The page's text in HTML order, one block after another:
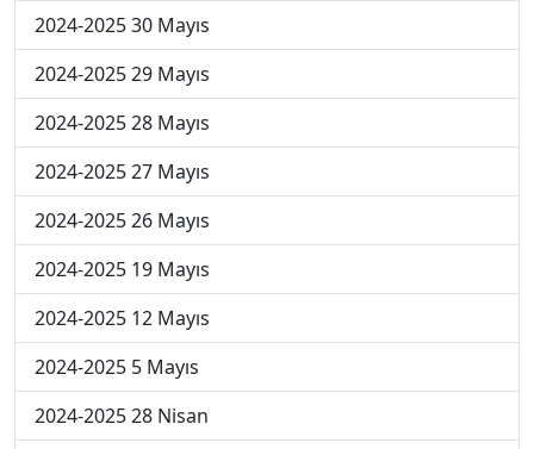
2024-2025 30 Mayıs
2024-2025 29 Mayıs
2024-2025 28 Mayıs
2024-2025 27 Mayıs
2024-2025 26 Mayıs
2024-2025 19 Mayıs
2024-2025 12 Mayıs
2024-2025 5 Mayıs
2024-2025 28 Nisan